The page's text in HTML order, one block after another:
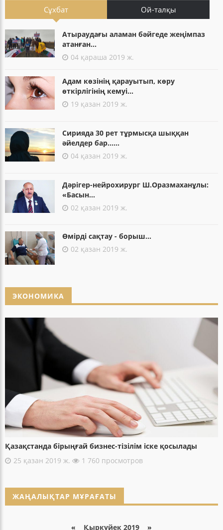
Сұхбат Ой-талқы
Атыраудағы аламан бәйгеде жеңімпаз
атанған...
04 қараша 2019 ж.
Адам көзінің қарауытып, көру
өткірлігінің кемуі...
19 қазан 2019 ж.
Сирияда 30 рет тұрмысқа шыққан
әйелдер бар......
04 қазан 2019 ж.
Дәрігер-нейрохирург Ш.Оразмаханұлы:
«Басын...
02 қазан 2019 ж.
Өмірді сақтау - борыш...
02 қазан 2019 ж.
ЭКОНОМИКА
Қазақстанда бірыңғай бизнес-тізілім іске қосылады
25 қазан 2019 ж.
1 760 просмотров
ЖАҢАЛЫҚТАР МҰРАҒАТЫ
« Қыркүйек 2019 »